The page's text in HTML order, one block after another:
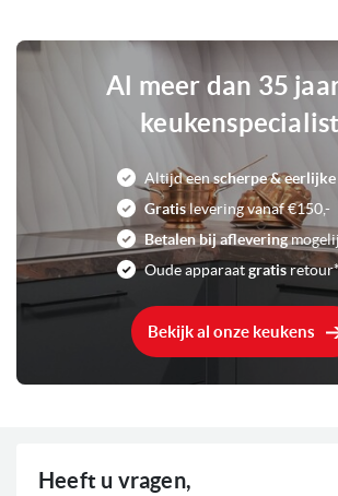
Al meer dan 35
Altijd eenscherpe &
Gratislevering vanaf €150,-
Betalen bij aflevering
Oude apparaatgratis
Bekijk al onze keukens
Heeft u vragen,